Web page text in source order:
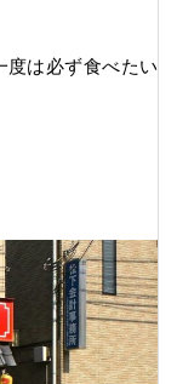
度は必ず食べたい